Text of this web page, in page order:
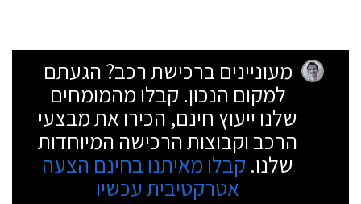
מעוניינים ברכישת רכב? הגעתם
למקום הנכון. קבלו מהמומחים
שלנו ייעוץ חינם, הכירו את מבצעי
הרכב וקבוצות הרכישה המיוחדות
שלנו. קבלו מאיתנו בחינם הצעה
אטרקטיבית עכשיו